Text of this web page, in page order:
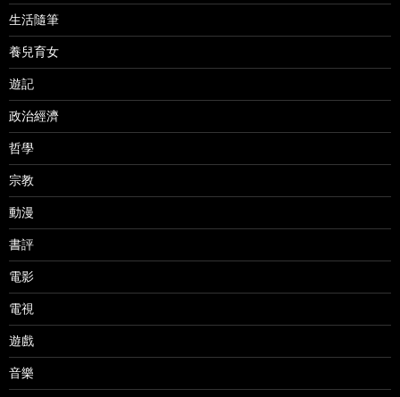
生活隨筆
養兒育女
遊記
政治經濟
哲學
宗教
動漫
書評
電影
電視
遊戲
音樂